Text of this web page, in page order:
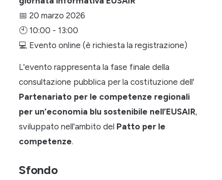
📅 20 marzo 2026
🕙10:00 - 13:00
💻 Evento online (è richiesta la registrazione)
L'evento rappresenta la fase finale della
consultazione pubblica per la costituzione dell'
Partenariato per le competenze regionali
per un’economia blu sostenibile nell’EUSAIR,
sviluppato nell'ambito del Patto per le
competenze.
Sfondo